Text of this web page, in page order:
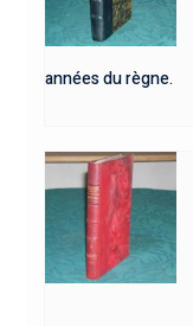
années du règne.